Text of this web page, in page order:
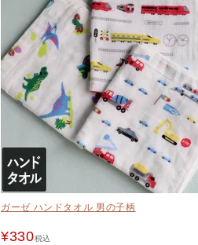
ガーゼ ハンドタオル 男の子柄
¥330税込